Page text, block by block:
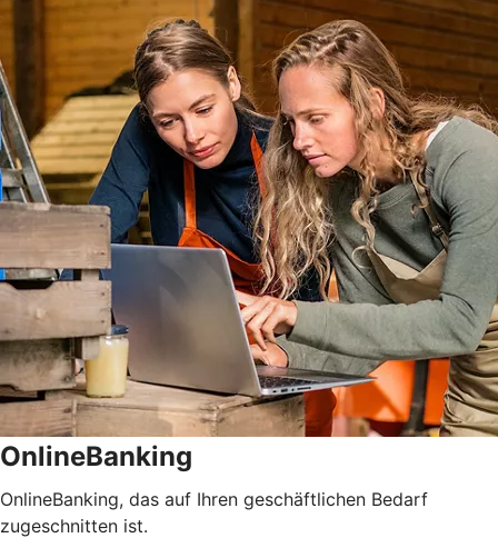
OnlineBanking
OnlineBanking, das auf Ihren geschäftlichen Bedarf
zugeschnitten ist.